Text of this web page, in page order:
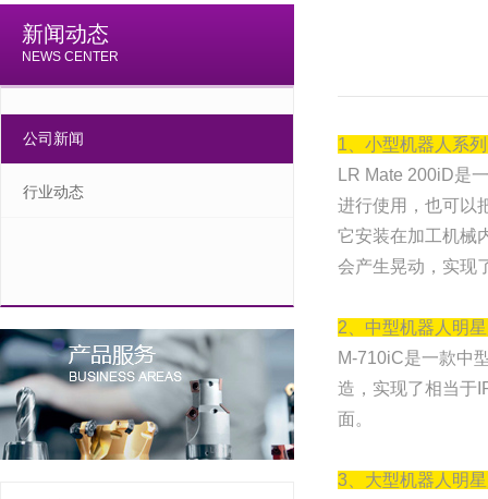
新闻动态
NEWS CENTER
公司新闻
行业动态
1、小型机器人系
LR Mate 200iD是
进行使用，也可以
它安装在加工机械
会产生晃动，实现
2、中型机器人明
M-710iC是一款中
造，实现了相当于
面。
3、大型机器人明